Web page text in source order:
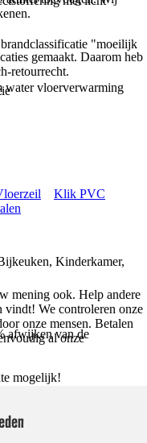
"moeilijk
water vloerverwarming
Kinderkamer,
afwijken van de
mogelijk!
gemaakt. Daarom heb
retourrecht.
Klik PVC
mening ook. Help andere
vindt! We controleren onze
onze mensen. Betalen
al onze